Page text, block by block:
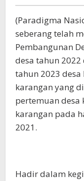
(Paradigma
seberang telah
Pembangunan
desa tahun 2022
tahun 2023 desa
karangan yang
pertemuan desa
karangan pada
2021.
Hadir dalam